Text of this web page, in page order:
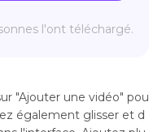
l'ont téléchargé.
"Ajouter une vidéo" pou
également glisser et d